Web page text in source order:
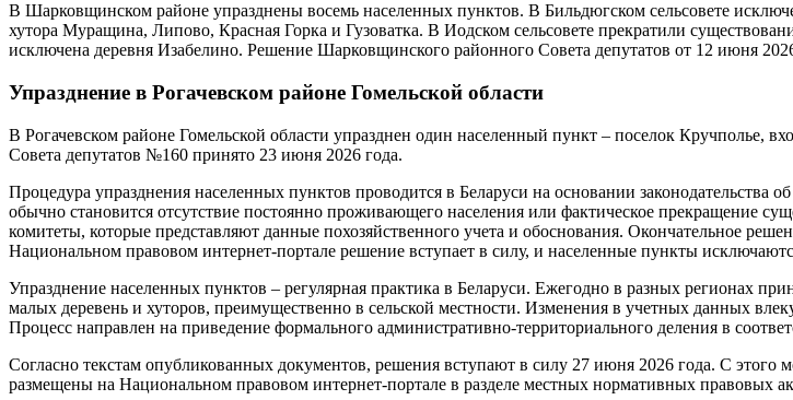
В Шарковщинском районе упразднены восемь населенных пунктов. В Бильдюгском сельсовете
хутора Муращина, Липово, Красная Горка и Гузоватка. В Иодском сельсовете прекратили
исключена деревня Изабелино. Решение Шарковщинского районного Совета депутатов от 12 июня
Упразднение в Рогачевском районе Гомельской области
В Рогачевском районе Гомельской области упразднен один населенный пункт – поселок Кручполье,
Совета депутатов №160 принято 23 июня 2026 года.
Процедура упразднения населенных пунктов проводится в Беларуси на основании
обычно становится отсутствие постоянно проживающего населения или фактическое прекращение
комитеты, которые представляют данные похозяйственного учета и обоснования. Окончательное
Национальном правовом интернет-портале решение вступает в силу, и населенные пункты
Упразднение населенных пунктов – регулярная практика в Беларуси. Ежегодно в разных регионах
малых деревень и хуторов, преимущественно в сельской местности. Изменения в учетных данных
Процесс направлен на приведение формального административно-территориального деления в
Согласно текстам опубликованных документов, решения вступают в силу 27 июня 2026 года. С
размещены на Национальном правовом интернет-портале в разделе местных нормативных правовых